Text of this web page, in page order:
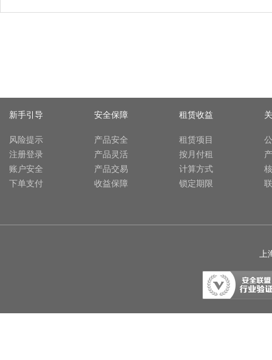
新手引导
风险提示
注册登录
账户安全
下单支付
安全保障
产品安全
产品灵活
产品交易
收益保障
租赁收益
租赁项目
按月付租
计算方式
锁定期限